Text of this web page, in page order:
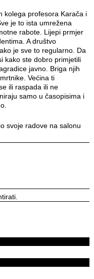
kolega profesora Karača i
je to ista umrežena
rabote. Lijepi prmjer
A društvo
je sve to regularno. Da
kako ste dobro primjetili
javno. Briga njih
Većina ti
ili raspada ili ne
samo u časopisima i
svoje radove na salonu